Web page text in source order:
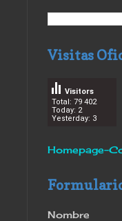
Visitas
Total: 79 402
Today: 2
Yesterday: 3
Visitors
Homepage-
Nombre